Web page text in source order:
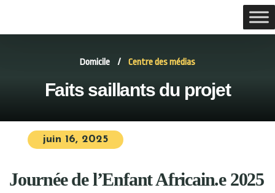
Domicile / Centre des médias
Faits saillants du projet
juin 16, 2025
Journée de l’Enfant Africain.e 2025